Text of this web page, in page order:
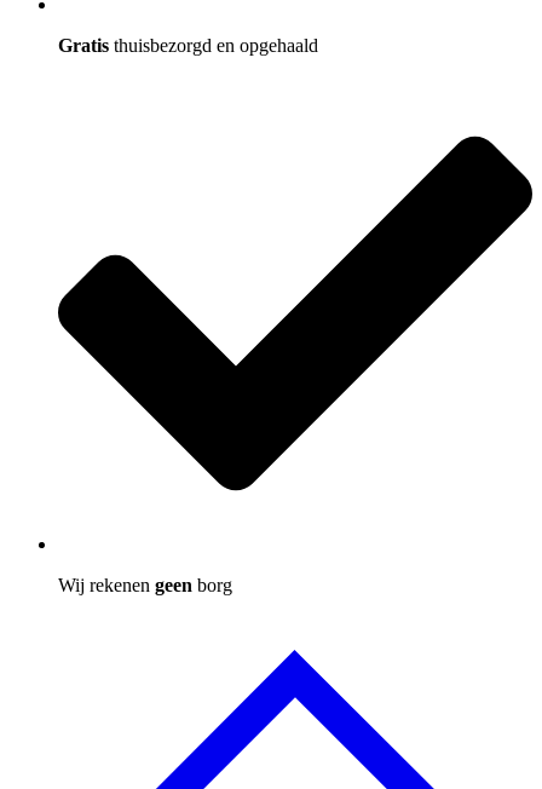
Gratis thuisbezorgd en opgehaald
Wij rekenen geen borg